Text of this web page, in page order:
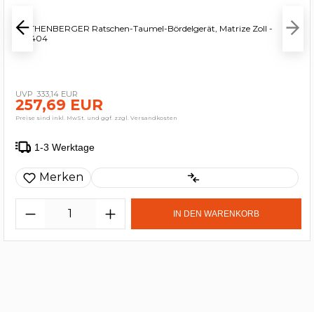
ROTHENBERGER Ratschen-Taumel-Bördelgerät, Matrize Zoll -
222404
333,14 EUR
257,69 EUR
Preise sind inkl. MwSt. und ggf. zzgl. Versandkosten
1-3 Werktage
Merken
IN DEN WARENKORB